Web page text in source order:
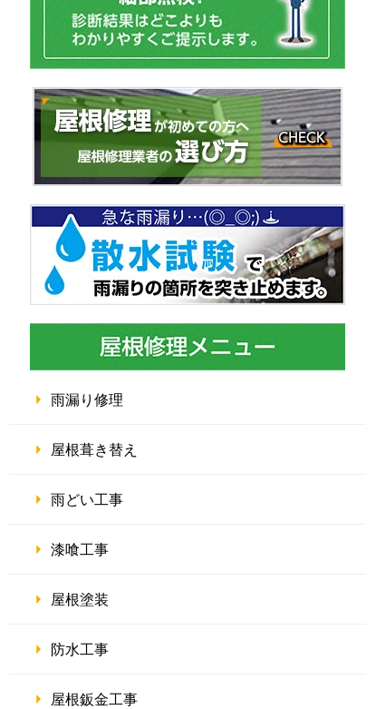
雨漏り修理
屋根葺き替え
雨どい工事
漆喰工事
屋根塗装
防水工事
屋根鈑金工事